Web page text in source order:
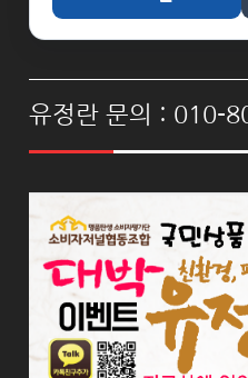
유정란 문의 : 010-